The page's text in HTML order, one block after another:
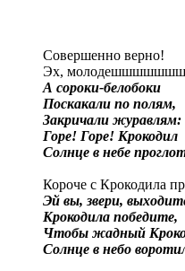
Совершенно верно!
Эх,
А сороки-белобоки
Поскакали по полям,
Закричали журавлям:
Горе! Горе! Крокодил
Солнце в небе
Короче с Крокодила
Эй вы, звери,
Крокодила победите,
Чтобы жадный
Солнце в небо